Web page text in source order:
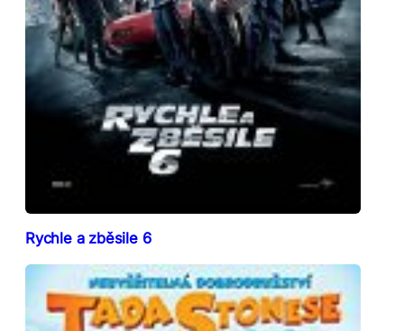
Rychle a zběsile 6